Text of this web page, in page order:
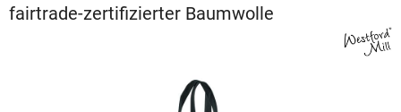
fairtrade-zertifizierter Baumwolle